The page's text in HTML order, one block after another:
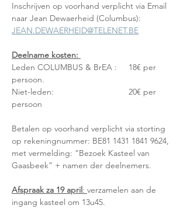
Inschrijven op voorhand verplicht via Email
naar Jean Dewaerheid (Columbus):
JEAN.DEWAERHEID@TELENET.BE
Deelname kosten:
Leden COLUMBUS & BrEA : 	18€ per
persoon.
Niet-leden: 				20€ per
persoon
Betalen op voorhand verplicht via storting
op rekeningnummer: BE81 1431 1841 9624,
met vermelding: “Bezoek Kasteel van
Gaasbeek” + namen der deelnemers.
Afspraak za 19 april: verzamelen aan de
ingang kasteel om 13u45.